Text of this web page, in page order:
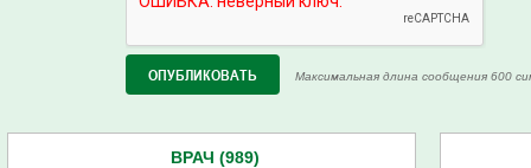
Максимальная длина сообщения 600
ВРАЧ (989)